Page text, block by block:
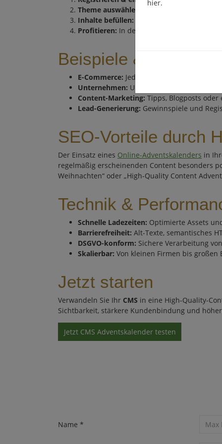
Theme auswählen & anpassen:
Inhalte befüllen:
Profitieren: In der Adventszeit sorgt
Beispiele & Use
E-Commerce: Jeden Tag neue Produkte
Unternehmen: Unternehmenswerte und
Content-Marketing: Tipps, Blogposts
Lead-Generierung: Gewinnspiele und
SEO-Vorteile durch
Der Einsatz eines Online-Adventskalenders in
regelmäßig erscheinenden Content besonders
Weihnachten“ oder „High-Quality Content
Technik &
Schnelle Ladezeiten: Optimierte Assets
Barrierefreiheit: Alt-Texte, semantisches
DSGVO-konform: Sichere Verarbeitung
Skalierbar: Von kleinen Firmen bis
Jetzt starten
Verwandeln Sie Ihr CMS in eine High-Quality-
Sichtbarkeit, stärkere Kundenbindung und
Jetzt CMS Adventskalender testen
Screenreader label
Name *
hier.